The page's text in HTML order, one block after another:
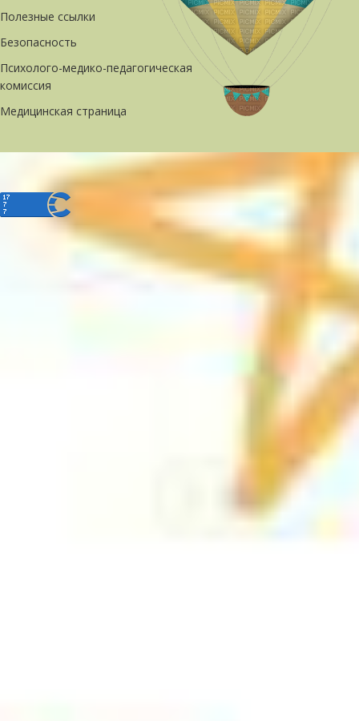
Полезные ссылки
Безопасность
Психолого-медико-педагогическая
комиссия
Медицинская страница